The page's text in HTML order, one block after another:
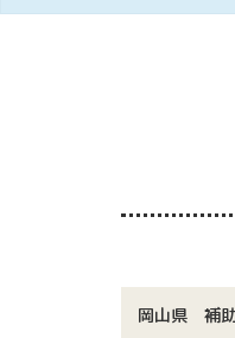
岡山県 補